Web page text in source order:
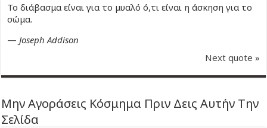
Το διάβασμα είναι για το μυαλό ό,τι είναι η άσκηση για το
σώμα.
— Joseph Addison
Next quote »
Μην Αγοράσεις Κόσμημα Πριν Δεις Αυτήν Την
Σελίδα